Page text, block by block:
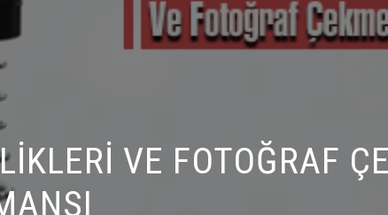
VE FOTOĞRAF